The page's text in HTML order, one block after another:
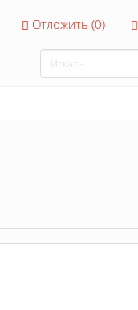
Отложить (0)